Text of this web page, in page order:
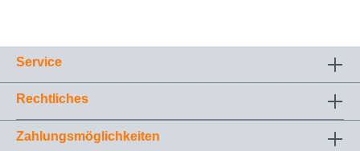
Service
Rechtliches
Zahlungsmöglichkeiten